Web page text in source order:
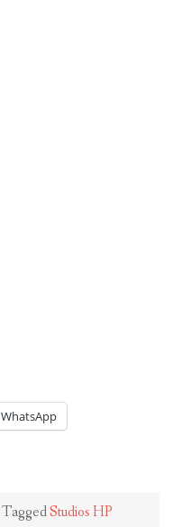
WhatsApp
TaggedStudios HP